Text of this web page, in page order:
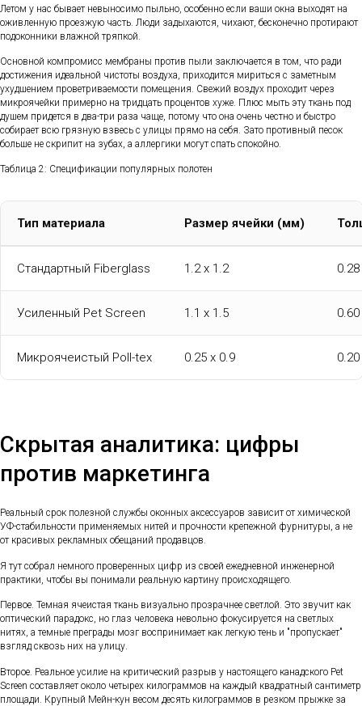
Летом у нас бывает невыносимо пыльно, особенно если ваши окна выходят на
оживленную проезжую часть. Люди задыхаются, чихают, бесконечно протирают
подоконники влажной тряпкой.
Основной компромисс мембраны против пыли заключается в том, что ради
достижения идеальной чистоты воздуха, приходится мириться с заметным
ухудшением проветриваемости помещения. Свежий воздух проходит через
микроячейки примерно на тридцать процентов хуже. Плюс мыть эту ткань под
душем придется в два-три раза чаще, потому что она очень честно и быстро
собирает всю грязную взвесь с улицы прямо на себя. Зато противный песок
больше не скрипит на зубах, а аллергики могут спать спокойно.
Таблица 2: Спецификации популярных полотен
Тип материала Размер ячейки (мм)
Стандартный Fiberglass 1.2 x 1.2 0.28
Усиленный Pet Screen 1.1 x 1.5 0.60
Микроячеистый Poll-tex 0.25 x 0.9 0.20
Скрытая аналитика: цифры
против маркетинга
Реальный срок полезной службы оконных аксессуаров зависит от химической
УФ-стабильности применяемых нитей и прочности крепежной фурнитуры, а не
от красивых рекламных обещаний продавцов.
Я тут собрал немного проверенных цифр из своей ежедневной инженерной
практики, чтобы вы понимали реальную картину происходящего.
Первое. Темная ячеистая ткань визуально прозрачнее светлой. Это звучит как
оптический парадокс, но глаз человека невольно фокусируется на светлых
нитях, а темные преграды мозг воспринимает как легкую тень и "пропускает"
взгляд сквозь них на улицу.
Второе. Реальное усилие на критический разрыв у настоящего канадского Pet
Screen составляет около четырех килограммов на каждый квадратный сантиметр
площади. Крупный Мейн-кун весом десять килограммов в резком прыжке за